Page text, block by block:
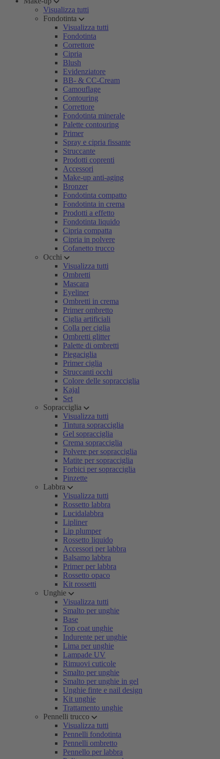
Visualizza tutti
Fondotinta
Visualizza tutti
Fondotinta
Correttore
Cipria
Blush
Evidenziatore
BB- & CC-Cream
Camouflage
Contouring
Correttore
Fondotinta minerale
Palette contouring
Primer
Spray e cipria fissante
Struccante
Prodotti coprenti
Accessori
Make-up anti-aging
Bronzer
Fondotinta compatto
Fondotinta in crema
Prodotti a effetto
Fondotinta liquido
Cipria compatta
Cipria in polvere
Cofanetto trucco
Occhi
Visualizza tutti
Ombretti
Mascara
Eyeliner
Ombretti in crema
Primer ombretto
Ciglia artificiali
Colla per ciglia
Ombretti glitter
Palette di ombretti
Piegaciglia
Primer ciglia
Struccanti occhi
Colore delle sopracciglia
Kajal
Set
Sopracciglia
Visualizza tutti
Tintura sopracciglia
Gel sopracciglia
Crema sopracciglia
Polvere per sopracciglia
Matite per sopracciglia
Forbici per sopracciglia
Pinzette
Labbra
Visualizza tutti
Rossetto labbra
Lucidalabbra
Lipliner
Lip plumper
Rossetto liquido
Accessori per labbra
Balsamo labbra
Primer per labbra
Rossetto opaco
Kit rossetti
Unghie
Visualizza tutti
Smalto per unghie
Base
Top coat unghie
Indurente per unghie
Lima per unghie
Lampade UV
Rimuovi cuticole
Smalto per unghie
Smalto per unghie in gel
Unghie finte e nail design
Kit unghie
Trattamento unghie
Pennelli trucco
Visualizza tutti
Pennelli fondotinta
Pennelli ombretto
Pennello per labbra